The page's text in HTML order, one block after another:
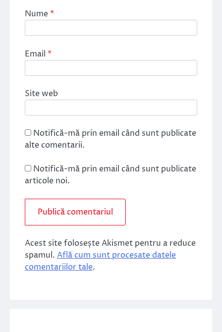
Nume*
Email *
Site web
Notifică-mă prin email când sunt publicate
alte comentarii.
Notifică-mă prin email când sunt publicate
articole noi.
Acest site folosește Akismet pentru a reduce
spamul. Află cum sunt procesate datele
comentariilor tale.